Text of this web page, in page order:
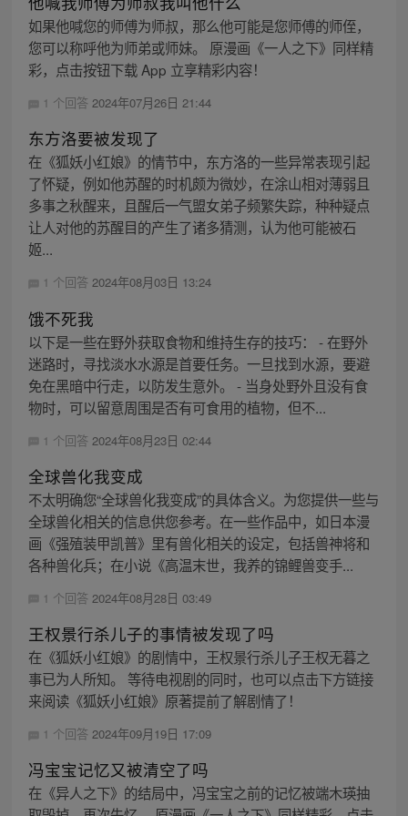
如果他喊您的师傅为师叔，那么他可能是您师傅的师侄，
您可以称呼他为师弟或师妹。 原漫画《一人之下》同样精
彩，点击按钮下载 App 立享精彩内容！
1 个回答 2024年07月26日 21:44
东方洛要被发现了
在《狐妖小红娘》的情节中，东方洛的一些异常表现引起
了怀疑，例如他苏醒的时机颇为微妙，在涂山相对薄弱且
多事之秋醒来，且醒后一气盟女弟子频繁失踪，种种疑点
让人对他的苏醒目的产生了诸多猜测，认为他可能被石
姬...
1 个回答 2024年08月03日 13:24
饿不死我
以下是一些在野外获取食物和维持生存的技巧： - 在野外
迷路时，寻找淡水水源是首要任务。一旦找到水源，要避
免在黑暗中行走，以防发生意外。 - 当身处野外且没有食
物时，可以留意周围是否有可食用的植物，但不...
1 个回答 2024年08月23日 02:44
全球兽化我变成
不太明确您“全球兽化我变成”的具体含义。为您提供一些与
全球兽化相关的信息供您参考。在一些作品中，如日本漫
画《强殖装甲凯普》里有兽化相关的设定，包括兽神将和
各种兽化兵；在小说《高温末世，我养的锦鲤兽变手...
1 个回答 2024年08月28日 03:49
王权景行杀儿子的事情被发现了吗
在《狐妖小红娘》的剧情中，王权景行杀儿子王权无暮之
事已为人所知。 等待电视剧的同时，也可以点击下方链接
来阅读《狐妖小红娘》原著提前了解剧情了！
1 个回答 2024年09月19日 17:09
冯宝宝记忆又被清空了吗
在《异人之下》的结局中，冯宝宝之前的记忆被端木瑛抽